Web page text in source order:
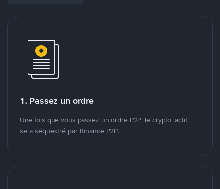
1. Passez un ordre
Une fois que vous passez un ordre P2P, le crypto-actif
sera séquestré par Binance P2P.